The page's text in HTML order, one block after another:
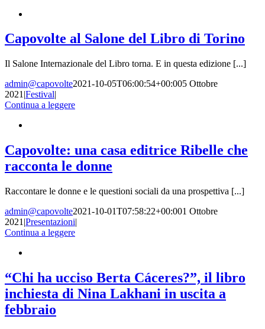
Capovolte al Salone del Libro di Torino
Il Salone Internazionale del Libro torna. E in questa edizione [...]
admin@capovolte2021-10-05T06:00:54+00:005 Ottobre
2021 |Festival|
Continua a leggere
Capovolte: una casa editrice Ribelle che
racconta le donne
Raccontare le donne e le questioni sociali da una prospettiva [...]
admin@capovolte2021-10-01T07:58:22+00:001 Ottobre
2021 |Presentazioni|
Continua a leggere
“Chi ha ucciso Berta Cáceres?”, il libro
inchiesta di Nina Lakhani in uscita a
febbraio